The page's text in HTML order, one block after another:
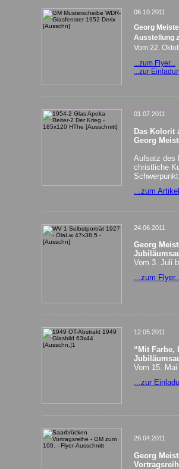
06.10.2011
Georg
Ausstellung
Vom 22.
...zum Flyer...
...zur
01.07.2011
Das Kolorit
Georg
Aufsatz des
christliche
...zum
24.06.2011
Georg
Vom 3. Juli
...zum
12.05.2011
“Mit Farbe,
Vom 15.
...zur
26.04.2011
Georg